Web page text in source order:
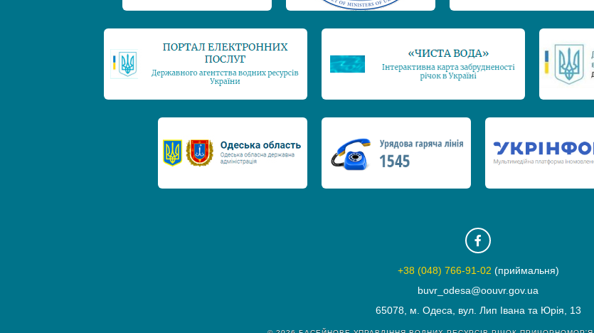
+38 (048) 766-91-02 (приймальня)
buvr_odesa@oouvr.gov.ua
65078, м. Одеса, вул. Лип Івана та Юрія, 13